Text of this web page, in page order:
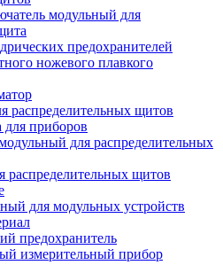
модульный для
предохранителей
ножевого плавкого
распределительных щитов
для приборов
для распределительных
распределительных щитов
для модульных устройств
предохранитель
измерительный прибор